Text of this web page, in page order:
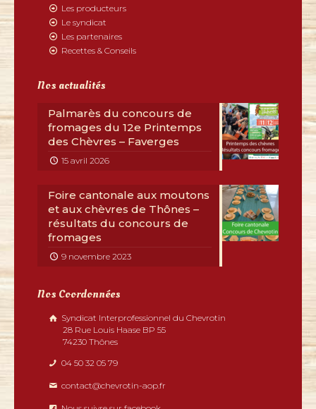
Les producteurs
Le syndicat
Les partenaires
Recettes & Conseils
Nos actualités
Palmarès du concours de
fromages du 12e Printemps
des Chèvres – Faverges
15 avril 2026
Foire cantonale aux moutons
et aux chèvres de Thônes –
résultats du concours de
fromages
9 novembre 2023
Nos Coordonnées
Syndicat Interprofessionnel du Chevrotin
28 Rue Louis Haase BP 55
74230 Thônes
04 50 32 05 79
contact@chevrotin-aop.fr